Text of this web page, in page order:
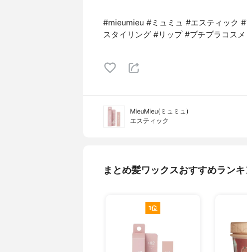
#mieumieu #ミュミュ #エスティック
スタイリング #リップ #プチプラコス
MieuMieu(ミュミュ)
エスティック
まとめ髪ワックスおすすめラン
1位